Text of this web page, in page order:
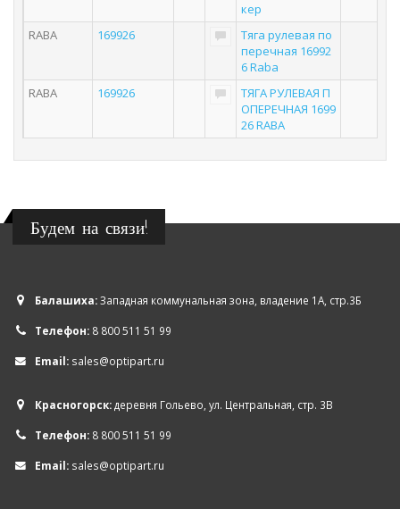
кер
RABA
169926
Тяга рулевая по
перечная 16992
6 Raba
RABA
169926
ТЯГА РУЛЕВАЯ П
ОПЕРЕЧНАЯ 1699
26 RABA
Будем на связи!
Балашиха:Западная коммунальная зона, владение 1А, стр.3Б
Телефон: 8 800 511 51 99
Email: sales@optipart.ru
Красногорск:деревня Гольево, ул. Центральная, стр. 3В
Телефон: 8 800 511 51 99
Email: sales@optipart.ru